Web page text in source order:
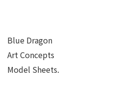
Blue Dragon
Art Concepts
Model Sheets.